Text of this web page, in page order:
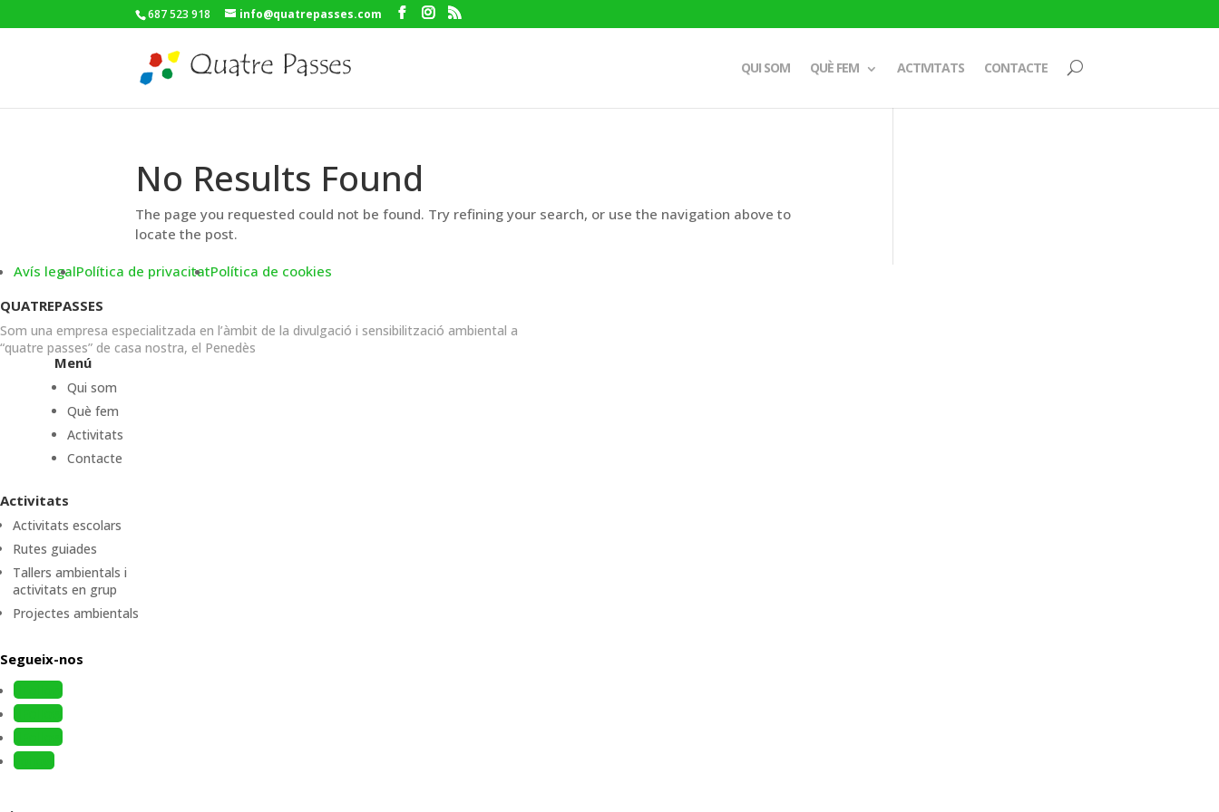
687 523 918 info@quatrepasses.com
QUI SOM QUÈ FEM ACTIVITATS CONTACTE
No Results Found
The page you requested could not be found. Try refining your search, or use the navigation above to
locate the post.
Avís legalPolítica de privacitatPolítica de cookies
QUATREPASSES
Som una empresa especialitzada en l’àmbit de la divulgació i sensibilització ambiental a
“quatre passes” de casa nostra, el Penedès
Menú
Qui som
Què fem
Activitats
Contacte
Activitats
Activitats escolars
Rutes guiades
Tallers ambientals i
activitats en grup
Projectes ambientals
Segueix-nos
Follow
Follow
Follow
Follow